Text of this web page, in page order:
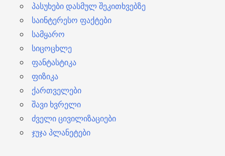
პასუხები დასმულ შეკითხვებზე
საინტერესო ფაქტები
სამყარო
სიცოცხლე
ფანტასტიკა
ფიზიკა
ქართველები
შავი ხვრელი
ძველი ცივილიზაციები
ჯუჯა პლანეტები